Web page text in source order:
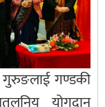
गुरुङलाई गण्डकी